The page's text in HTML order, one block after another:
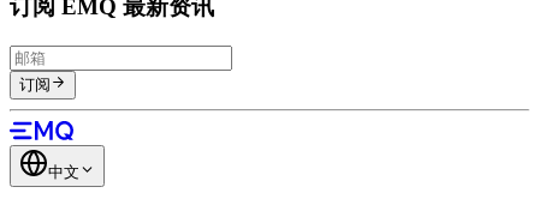
订阅 EMQ 最新资讯
订阅
中文